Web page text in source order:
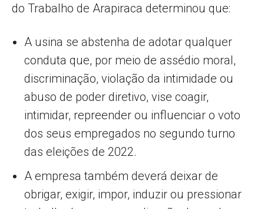
do Trabalho de Arapiraca determinou que:
A usina se abstenha de adotar qualquer
conduta que, por meio de assédio moral,
discriminação, violação da intimidade ou
abuso de poder diretivo, vise coagir,
intimidar, repreender ou influenciar o voto
dos seus empregados no segundo turno
das eleições de 2022.
A empresa também deverá deixar de
obrigar, exigir, impor, induzir ou pressionar